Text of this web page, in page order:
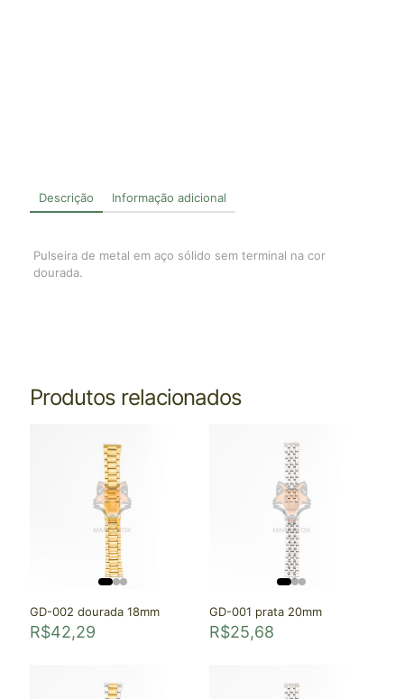
Descrição Informação adicional
Pulseira de metal em aço sólido sem terminal na cor
dourada.
Produtos relacionados
GD-002 dourada 18mm
R$42,29
GD-001 prata 20mm
R$25,68